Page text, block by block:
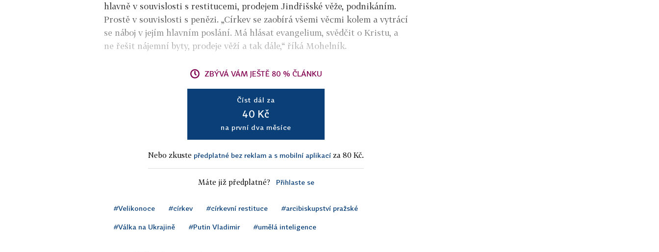
hlavně v souvislosti s restitucemi, prodejem Jindřišské věže, podnikáním.
Prostě v souvislosti s penězi. „Církev se zaobírá všemi věcmi kolem a vytrácí
se náboj v jejím hlavním poslání. Má hlásat evangelium, svědčit o Kristu, a
ne řešit nájemní byty, prodeje věží a tak dále,“ říká Mohelník.
ZBÝVÁ VÁM JEŠTĚ 80 % ČLÁNKU
Číst dál za
40 Kč
na první dva měsíce
Nebo zkuste předplatné bez reklam a s mobilní aplikací za 80 Kč.
Máte již předplatné? Přihlaste se
#Velikonoce #církev #církevní restituce #arcibiskupství pražské
#Válka na Ukrajině #Putin Vladimir #umělá inteligence